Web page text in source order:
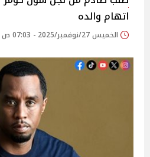
اتهام والده
الخميس 27/نوفمبر/2025 - 07:03 ص